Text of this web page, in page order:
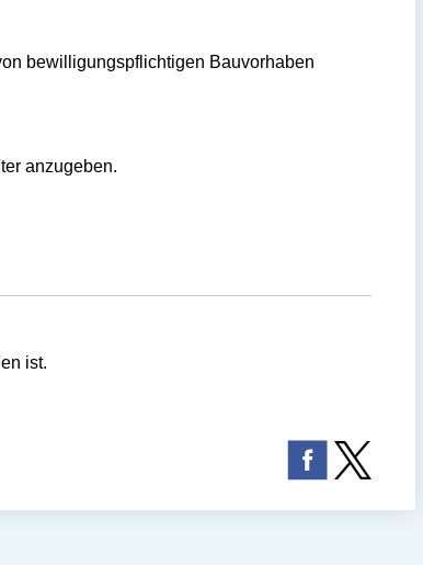
bewilligungspflichtigen Bauvorhaben
anzugeben.
ist.